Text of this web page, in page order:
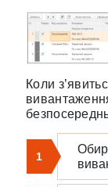
Коли
1